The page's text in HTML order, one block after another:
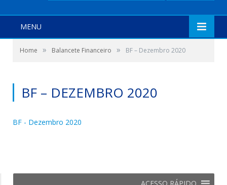
MENU
Home » Balancete Financeiro » BF – Dezembro 2020
BF – DEZEMBRO 2020
BF - Dezembro 2020